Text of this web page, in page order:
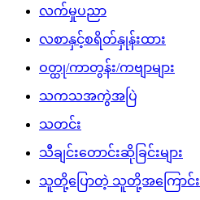
လက်မှုပညာ
လစာနှင့်စရိတ်နှုန်းထား
ဝတ္ထု/ကာတွန်း/ကဗျာများ
သကသအကွဲအပြဲ
သတင်း
သီချင်းတောင်းဆိုခြင်းများ
သူတို့ပြောတဲ့ သူတို့အကြောင်း